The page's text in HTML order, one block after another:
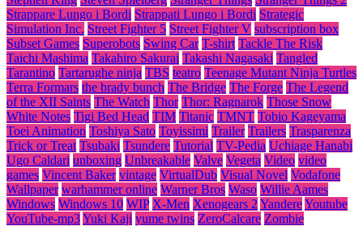
Strappare Lungo i Bordi Strappati Lungo i Bordi Strategic
Simulation Inc. Street Fighter 5 Street Fighter V subscription box
Subset Games Superobots Swing Car T-shirt Tackle The Risk
Taichi Mashima Takahiro Sakurai Takashi Nagasaki Tangled
Tarantino Tartarughe ninja TBS teatro Teenage Mutant Ninja Turtles
Terra Formars the brady bunch The Bridge The Forge The Legend
of the XII Saints The Watch Thor Thor: Ragnarok Those Snow
White Notes Tigi Bed Head TIM Titanic TMNT Tobio Kageyama
Toei Animation Toshiya Sato Toyissimi Trailer Trailers Trasparenza
Trick or Treat Tsubaki Tsundere Tutorial TV-Pedia Uchiage Hanabi
Ugo Caldari unboxing Unbreakable Valve Vegeta Video video
games Vincent Baker vintage VirtualDub Visual Novel Vodafone
Wallpaper warhammer online Warner Bros Waso Willie Aames
Windows Windows 10 WIP X-Men Xenogears 2 YandereYoutube
YouTube-mp3Yuki Kaji yume twins ZeroCalcare Zombie